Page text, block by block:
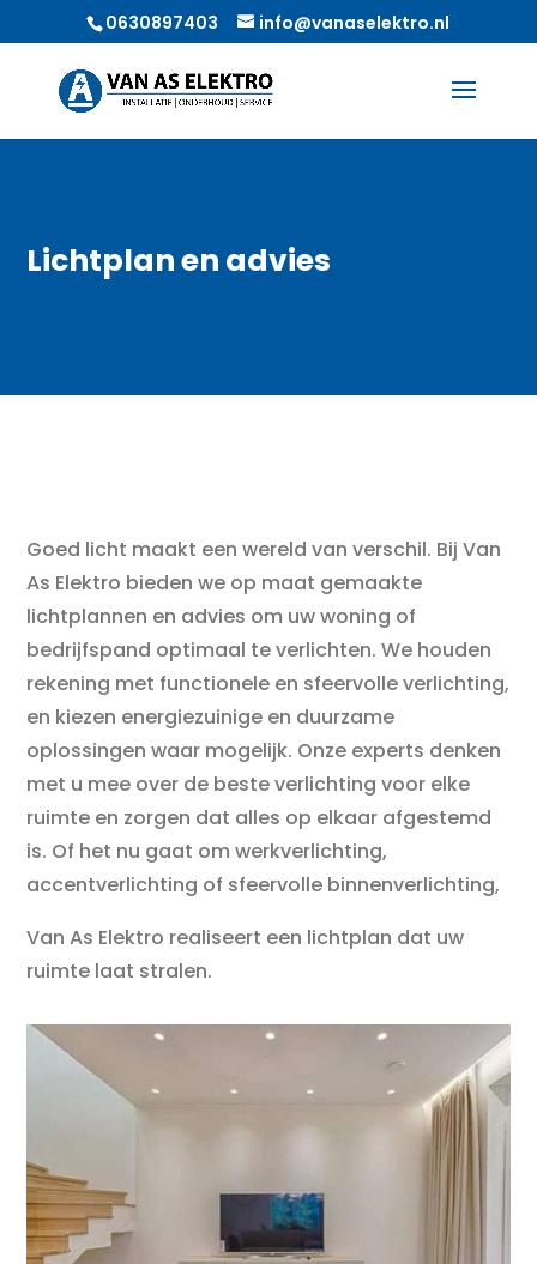
0630897403 info@vanaselektro.nl
Lichtplan en advies
Goed licht maakt een wereld van verschil. Bij Van
As Elektro bieden we op maat gemaakte
lichtplannen en advies om uw woning of
bedrijfspand optimaal te verlichten. We houden
rekening met functionele en sfeervolle verlichting,
en kiezen energiezuinige en duurzame
oplossingen waar mogelijk. Onze experts denken
met u mee over de beste verlichting voor elke
ruimte en zorgen dat alles op elkaar afgestemd
is. Of het nu gaat om werkverlichting,
accentverlichting of sfeervolle binnenverlichting,
Van As Elektro realiseert een lichtplan dat uw
ruimte laat stralen.